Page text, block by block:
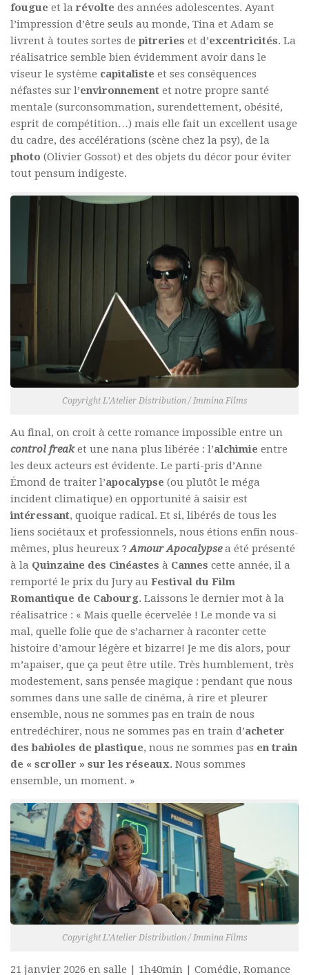
fougue et larévolte des années adolescentes. Ayant
l’impression d’être seuls au monde, Tina et Adam se
livrent à toutes sortes de pitreries et d’excentricités. La
réalisatrice semble bien évidemment avoir dans le
viseur le système capitaliste et ses conséquences
néfastes sur l’environnement et notre propre santé
mentale (surconsommation, surendettement, obésité,
esprit de compétition…) mais elle fait un excellent usage
du cadre, des accélérations (scène chez la psy), de la
photo (Olivier Gossot) et des objets du décor pour éviter
tout pensum indigeste.
Copyright L’Atelier Distribution / Immina Films
Au final, on croit à cette romance impossible entre un
control freaket une nana plus libérée : l’alchimie entre
les deux acteurs est évidente. Le parti-pris d’Anne
Émond de traiter l’apocalypse (ou plutôt le méga
incident climatique) en opportunité à saisir est
intéressant, quoique radical. Et si, libérés de tous les
liens sociétaux et professionnels, nous étions enfin nous-
mêmes, plus heureux ?Amour Apocalypsea été présenté
à la Quinzaine des Cinéastes à Cannes cette année, il a
remporté le prix du Jury au Festival du Film
Romantique de Cabourg. Laissons le dernier mot à la
réalisatrice : « Mais quelle écervelée ! Le monde va si
mal, quelle folie que de s’acharner à raconter cette
histoire d’amour légère et bizarre! Je me dis alors, pour
m’apaiser, que ça peut être utile. Très humblement, très
modestement, sans pensée magique : pendant que nous
sommes dans une salle de cinéma, à rire et pleurer
ensemble, nous ne sommes pas en train de nous
entredéchirer, nous ne sommes pas en train d’acheter
des babioles de plastique, nous ne sommes pas en train
de « scroller » sur les réseaux. Nous sommes
ensemble, un moment. »
Copyright L’Atelier Distribution / Immina Films
21 janvier 2026 en salle | 1h40min | Comédie, Romance